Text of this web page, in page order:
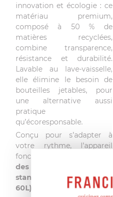
innovation et écologie : ce
matériau premium,
composé à 50 % de
matières recyclées,
combine transparence,
résistance et durabilité.
Lavable au lave-vaisselle,
elle élimine le besoin de
bouteilles jetables, pour
une alternative aussi
pratique
qu’écoresponsable.
Conçu pour s’adapter à
votre rythme, l’appareil
fonctionne avec
des cartouches de CO₂
standard (400-425g /
60L) , sans installation